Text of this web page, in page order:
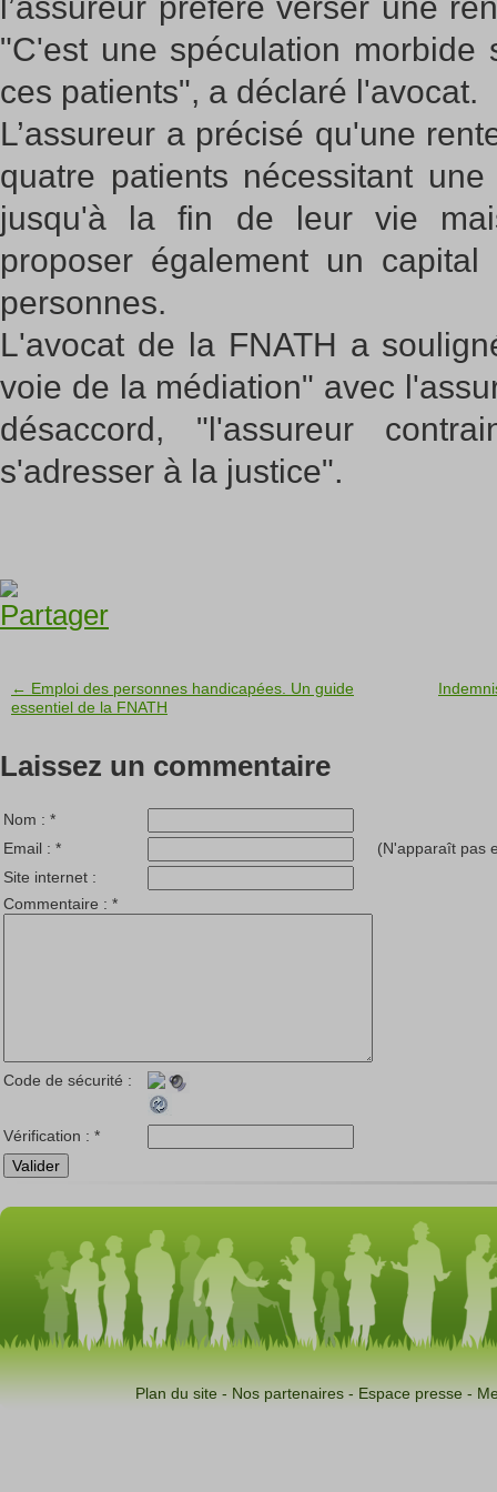
"C'est une spéculation
ces patients", a déclaré l'avocat.
L’assureur a précisé qu'une
quatre patients nécessitant
jusqu'à la fin de leur vie
proposer également un
personnes.
L'avocat de la FNATH a
voie de la médiation" avec
désaccord, "l'assureur
s'adresser à la justice".
← Emploi des personnes handicapées. Un guide
essentiel de la FNATH
Laissez un commentaire
Nom : *
Email : *
(N'apparaît pas
Site internet :
Commentaire : *
Code de sécurité :
Vérification : *
Plan du site - Nos partenaires - Espace presse -